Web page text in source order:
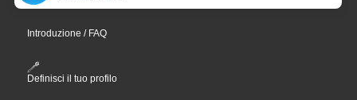
Introduzione / FAQ
Definisci il tuo profilo